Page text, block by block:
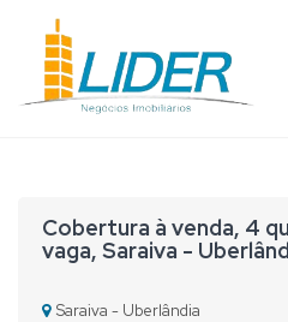
Cobertura à venda, 4
vaga, Saraiva -
Saraiva - Uberlândia